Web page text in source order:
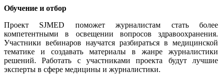
Обучение и отбор
Проект SJMED поможет журналистам стать более
компетентными в освещении вопросов здравоохранения.
Участники вебинаров научатся разбираться в медицинской
тематике и создавать материалы в жанре журналистики
решений. Работать с участниками проекта будут лучшие
эксперты в сфере медицины и журналистики.